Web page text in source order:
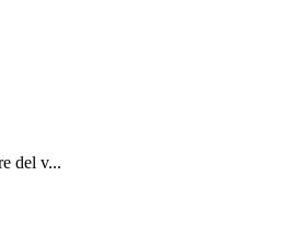
del v...